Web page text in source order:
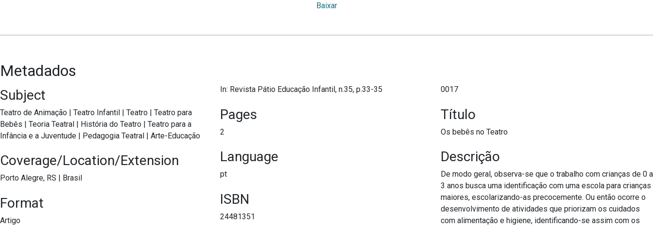
Baixar
Metadados
Subject
Teatro de Animação | Teatro Infantil | Teatro | Teatro para
Bebês | Teoria Teatral | História do Teatro | Teatro para a
Infância e a Juventude | Pedagogia Teatral | Arte-Educação
Coverage/Location/Extension
Porto Alegre, RS | Brasil
Format
Artigo
In: Revista Pátio Educação Infantil, n.35, p.33-35
Pages
2
Language
pt
ISBN
24481351
0017
Título
Os bebês no Teatro
Descrição
De modo geral, observa-se que o trabalho com crianças de 0 a
3 anos busca uma identificação com uma escola para crianças
maiores, escolarizando-as precocemente. Ou então ocorre o
desenvolvimento de atividades que priorizam os cuidados
com alimentação e higiene, identificando-se assim com os